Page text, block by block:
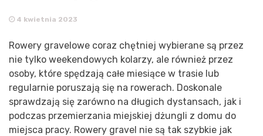
4 kwietnia 2023
Rowery gravelowe coraz chętniej wybierane są przez
nie tylko weekendowych kolarzy, ale również przez
osoby, które spędzają całe miesiące w trasie lub
regularnie poruszają się na rowerach. Doskonale
sprawdzają się zarówno na długich dystansach, jak i
podczas przemierzania miejskiej dżungli z domu do
miejsca pracy. Rowery gravel nie są tak szybkie jak